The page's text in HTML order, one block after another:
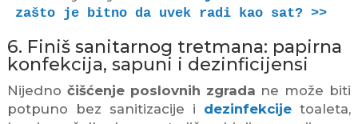
zašto je bitno da uvek radi kao sat? >>
6. Finiš sanitarnog tretmana: papirna
konfekcija, sapuni i dezinficijensi
Nijedno čišćenje poslovnih zgrada ne može biti
potpuno bez sanitizacije i dezinfekcije toaleta,